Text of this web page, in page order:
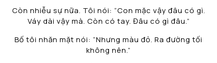
Còn nhiễu sự nữa. Tôi nói: “Con mặc vậy đâu có gì.
Váy dài vậy mà. Còn có tay. Đâu có gì đâu.”
Bố tôi nhăn mặt nói: “Nhưng màu đỏ. Ra đường tối
không nên.”